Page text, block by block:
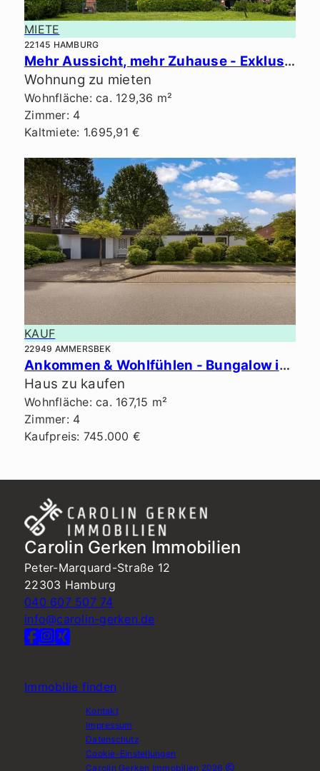
MIETE
22145 HAMBURG
Mehr Aussicht, mehr Zuhause - Exklusives Penthouse in ruhiger Lage.
Wohnung zu mieten
Wohnfläche: ca. 129,36 m²
Zimmer: 4
Kaltmiete: 1.695,91 €
KAUF
22949 AMMERSBEK
Ankommen & Wohlfühlen - Bungalow in Bestlage von Ammersbek.
Haus zu kaufen
Wohnfläche: ca. 167,15 m²
Zimmer: 4
Kaufpreis: 745.000 €
Carolin Gerken Immobilien
Peter-Marquard-Straße 12
22303 Hamburg
040 607 507 74
info@carolin-gerken.de
Immobilie finden
Kontakt
Impressum
Datenschutz
Cookie-Einstellungen
Carolin Gerken Immobilien 2026